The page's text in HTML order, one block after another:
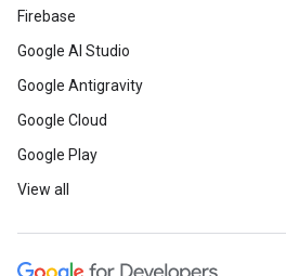
Firebase
Google AI Studio
Google Antigravity
Google Cloud
Google Play
View all